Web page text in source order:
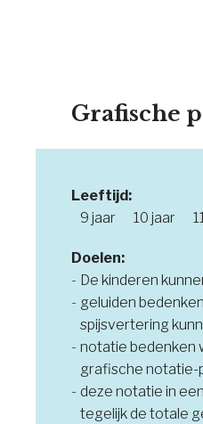
Grafische
Leeftijd:
9 jaar
10 jaar
Doelen:
De kinderen
geluiden
spijsvertering
notatie bedenken
grafische notatie-
deze notatie in
tegelijk de totale